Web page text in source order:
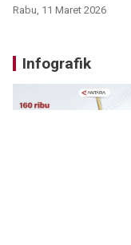
Rabu, 11 Maret 2026
Infografik